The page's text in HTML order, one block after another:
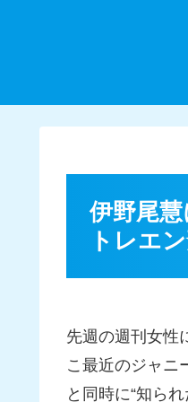
伊野尾
トレエ
先週の週刊女性
こ最近のジャニ
と同時に“知ら